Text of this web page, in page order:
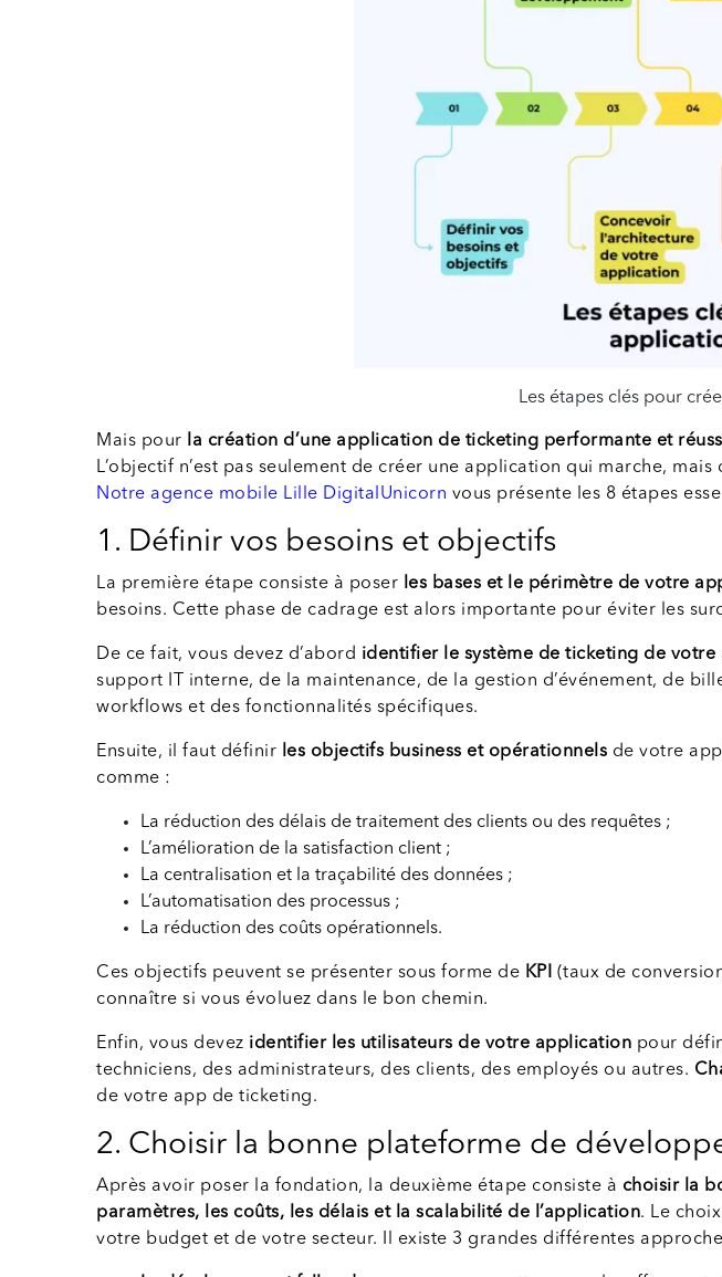
Les étapes clés pour
Mais pour la création d’une application de ticketing performante et
L’objectif n’est pas seulement de créer une application qui marche, mais
Notre agence mobile Lille DigitalUnicorn vous présente les 8 étapes
1. Définir vos besoins et objectifs
La première étape consiste à poser les bases et le périmètre de votre
besoins. Cette phase de cadrage est alors importante pour éviter les
De ce fait, vous devez d’abord identifier le système de ticketing de
support IT interne, de la maintenance, de la gestion d’événement, de
workflows et des fonctionnalités spécifiques.
Ensuite, il faut définir les objectifs business et opérationnels de votre
comme :
La réduction des délais de traitement des clients ou des requêtes ;
L’amélioration de la satisfaction client ;
La centralisation et la traçabilité des données ;
L’automatisation des processus ;
La réduction des coûts opérationnels.
Ces objectifs peuvent se présenter sous forme de KPI (taux de
connaître si vous évoluez dans le bon chemin.
Enfin, vous devez identifier les utilisateurs de votre application pour
techniciens, des administrateurs, des clients, des employés ou autres.
de votre app de ticketing.
2. Choisir la bonne plateforme de
Après avoir poser la fondation, la deuxième étape consiste à choisir la
paramètres, les coûts, les délais et la scalabilité de l’application. Le
votre budget et de votre secteur. Il existe 3 grandes différentes